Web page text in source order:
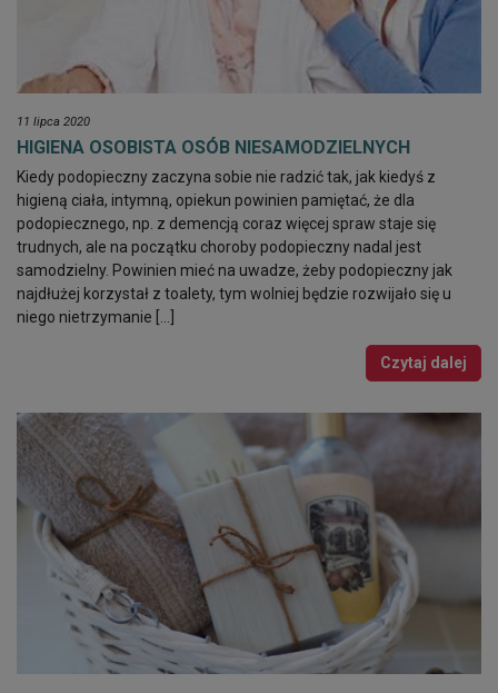
11 lipca 2020
HIGIENA OSOBISTA OSÓB NIESAMODZIELNYCH
Kiedy podopieczny zaczyna sobie nie radzić tak, jak kiedyś z
higieną ciała, intymną, opiekun powinien pamiętać, że dla
podopiecznego, np. z demencją coraz więcej spraw staje się
trudnych, ale na początku choroby podopieczny nadal jest
samodzielny. Powinien mieć na uwadze, żeby podopieczny jak
najdłużej korzystał z toalety, tym wolniej będzie rozwijało się u
niego nietrzymanie […]
Czytaj dalej